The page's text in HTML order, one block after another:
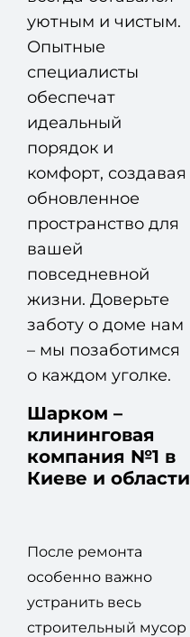
уютным и чистым.
Опытные
специалисты
обеспечат
идеальный
порядок и
комфорт, создавая
обновленное
пространство для
вашей
повседневной
жизни. Доверьте
заботу о доме нам
– мы позаботимся
о каждом уголке.
Шарком –
клининговая
компания №1 в
Киеве и области
После ремонта
особенно важно
устранить весь
строительный мусор